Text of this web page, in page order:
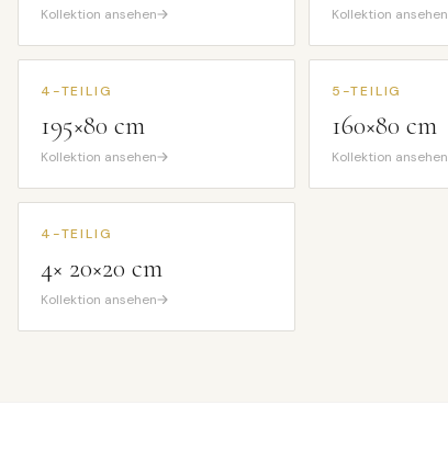
Kollektion ansehen Kollektion ansehen
4-TEILIG
195×80 cm
Kollektion ansehen
5-TEILIG
160×80 cm
Kollektion ansehen
4-TEILIG
4× 20×20 cm
Kollektion ansehen